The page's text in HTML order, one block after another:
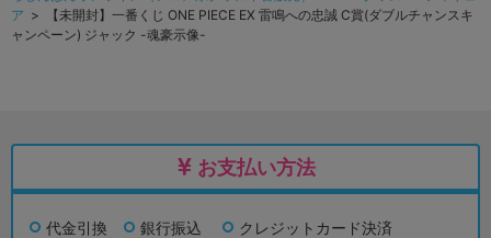
ア > 【未開封】一番くじ ONE PIECE EX 雷鳴への忠誠 C賞(ダブルチャンスキ
ャンペーン) ジャック -魂豪示像-
お支払い方法
代金引換 銀行振込 クレジットカード決済